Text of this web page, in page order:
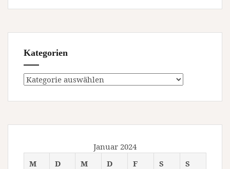
Kategorien
Kategorien
Januar 2024
M
D M D F S S